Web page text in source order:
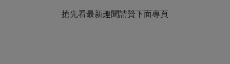
搶先看最新趣聞請贊下面專頁